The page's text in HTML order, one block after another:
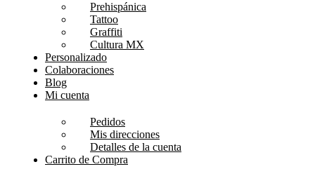
Prehispánica
Tattoo
Graffiti
Cultura MX
Personalizado
Colaboraciones
Blog
Mi cuenta
Pedidos
Mis direcciones
Detalles de la cuenta
Carrito de Compra